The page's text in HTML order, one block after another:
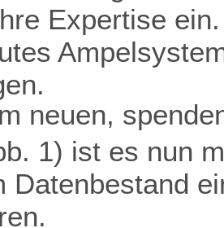
Expertise
neuen,
1) ist es nun
Datenbestand